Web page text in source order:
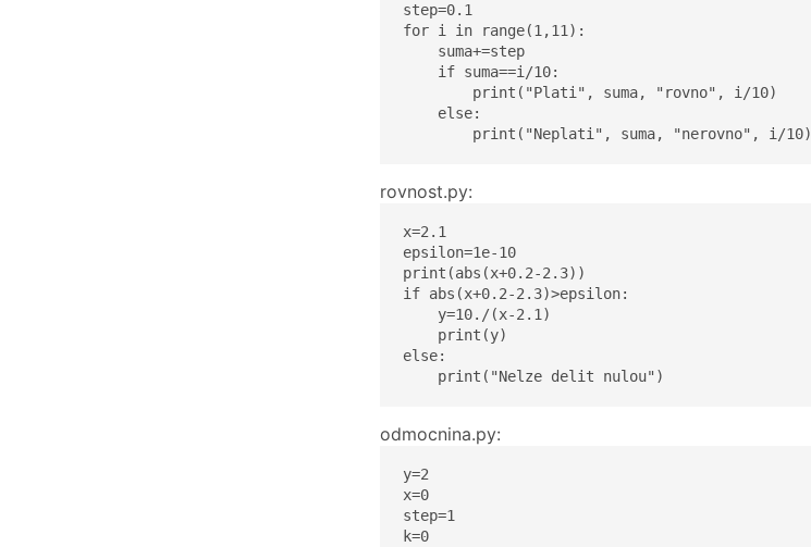
step=0.1
for i in range(1,11):
    suma+=step
    if suma==i/10:
        print("Plati", suma, "rovno", i/10)
    else:
        print("Neplati", suma, "nerovno", i/10)
rovnost.py:
x=2.1
epsilon=1e-10
print(abs(x+0.2-2.3))
if abs(x+0.2-2.3)>epsilon:
    y=10./(x-2.1)
    print(y)
else:
    print("Nelze delit nulou")
odmocnina.py:
y=2
x=0
step=1
k=0